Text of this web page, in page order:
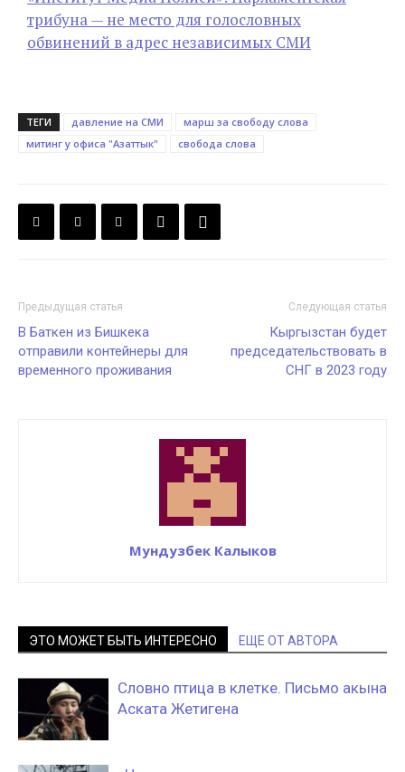
трибуна — не место для голословных
обвинений в адрес независимых СМИ
ТЕГИ давление на СМИ
марш за свободу слова
митинг у офиса "Азаттык"
свобода слова
Предыдущая статья
В Баткен из Бишкека
отправили контейнеры для
временного проживания
Следующая статья
Кыргызстан будет
председательствовать в
СНГ в 2023 году
Мундузбек Калыков
ЭТО МОЖЕТ БЫТЬ ИНТЕРЕСНО ЕЩЕ ОТ АВТОРА
Словно птица в клетке. Письмо акына
Аската Жетигена